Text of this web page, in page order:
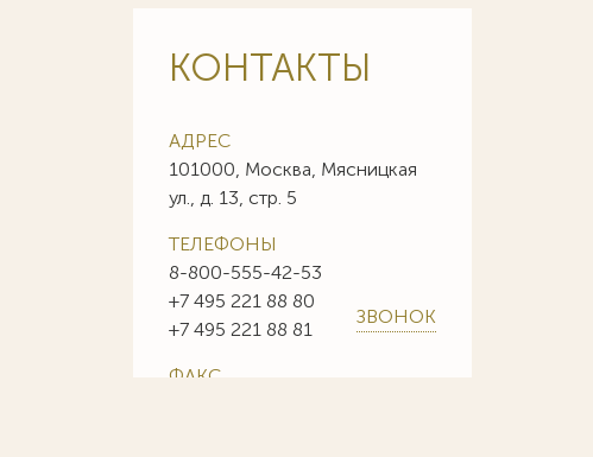
КОНТАКТЫ
АДРЕС
101000, Москва, Мясницкая
ул., д. 13, стр. 5
ТЕЛЕФОНЫ
8-800-555-42-53
+7 495 221 88 80
+7 495 221 88 81
ЗВОНОК
ФАКС